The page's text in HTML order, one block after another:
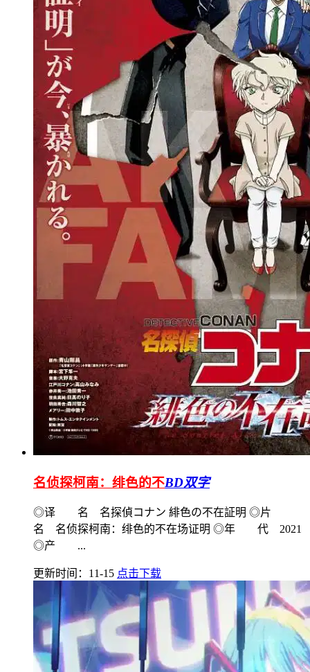
名侦探柯南：绯色的不BD双字
◎译 名 名探偵コナン 緋色の不在証明 ◎片
名 名侦探柯南：绯色的不在场证明 ◎年 代 2021
◎产 ...
更新时间：11-15 点击下载